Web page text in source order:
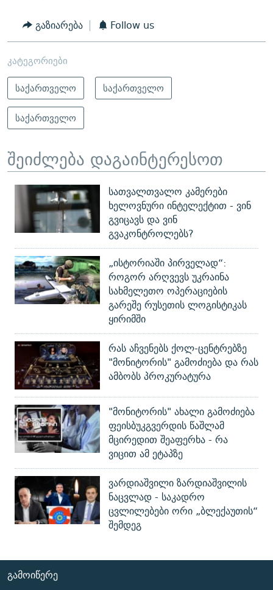
გაზიარება Follow us
კატეგორიები
საქართველო
საქართველო
საქართველო
შეიძლება დაგაინტერესოთ
სათვალთვალო კამერები
ხელოვნური ინტელექტით - ვინ
გვიცავს და ვინ
გვაკონტროლებს?
„ისტორიაში პირველად“:
როგორ არღვევს უკრაინა
სახმელეთო ოპერაციების
გარეშე რუსეთის ლოგისტიკას
ყირიმში
რას აჩვენებს ქოლ-ცენტრებზე
"მონიტორის" გამოძიება და რას
ამბობს პროკურატურა
"მონიტორის" ახალი გამოძიება
ფეისბუკგვერდის წაშლამ
მცირედით შეაფერხა - რა
ვიცით ამ ეტაპზე
ვარდიაშვილი ზარდიაშვილის
ნაცვლად - საკადრო
ცვლილებები ორი „ბლექაუთის“
შემდეგ
ᲒᲐᲛᲝᲘᲬᲔᲠᲔ